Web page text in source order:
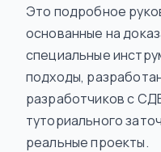
Это подробное
основанные на
специальные
подходы,
разработчиков с
туториального
реальные проекты.